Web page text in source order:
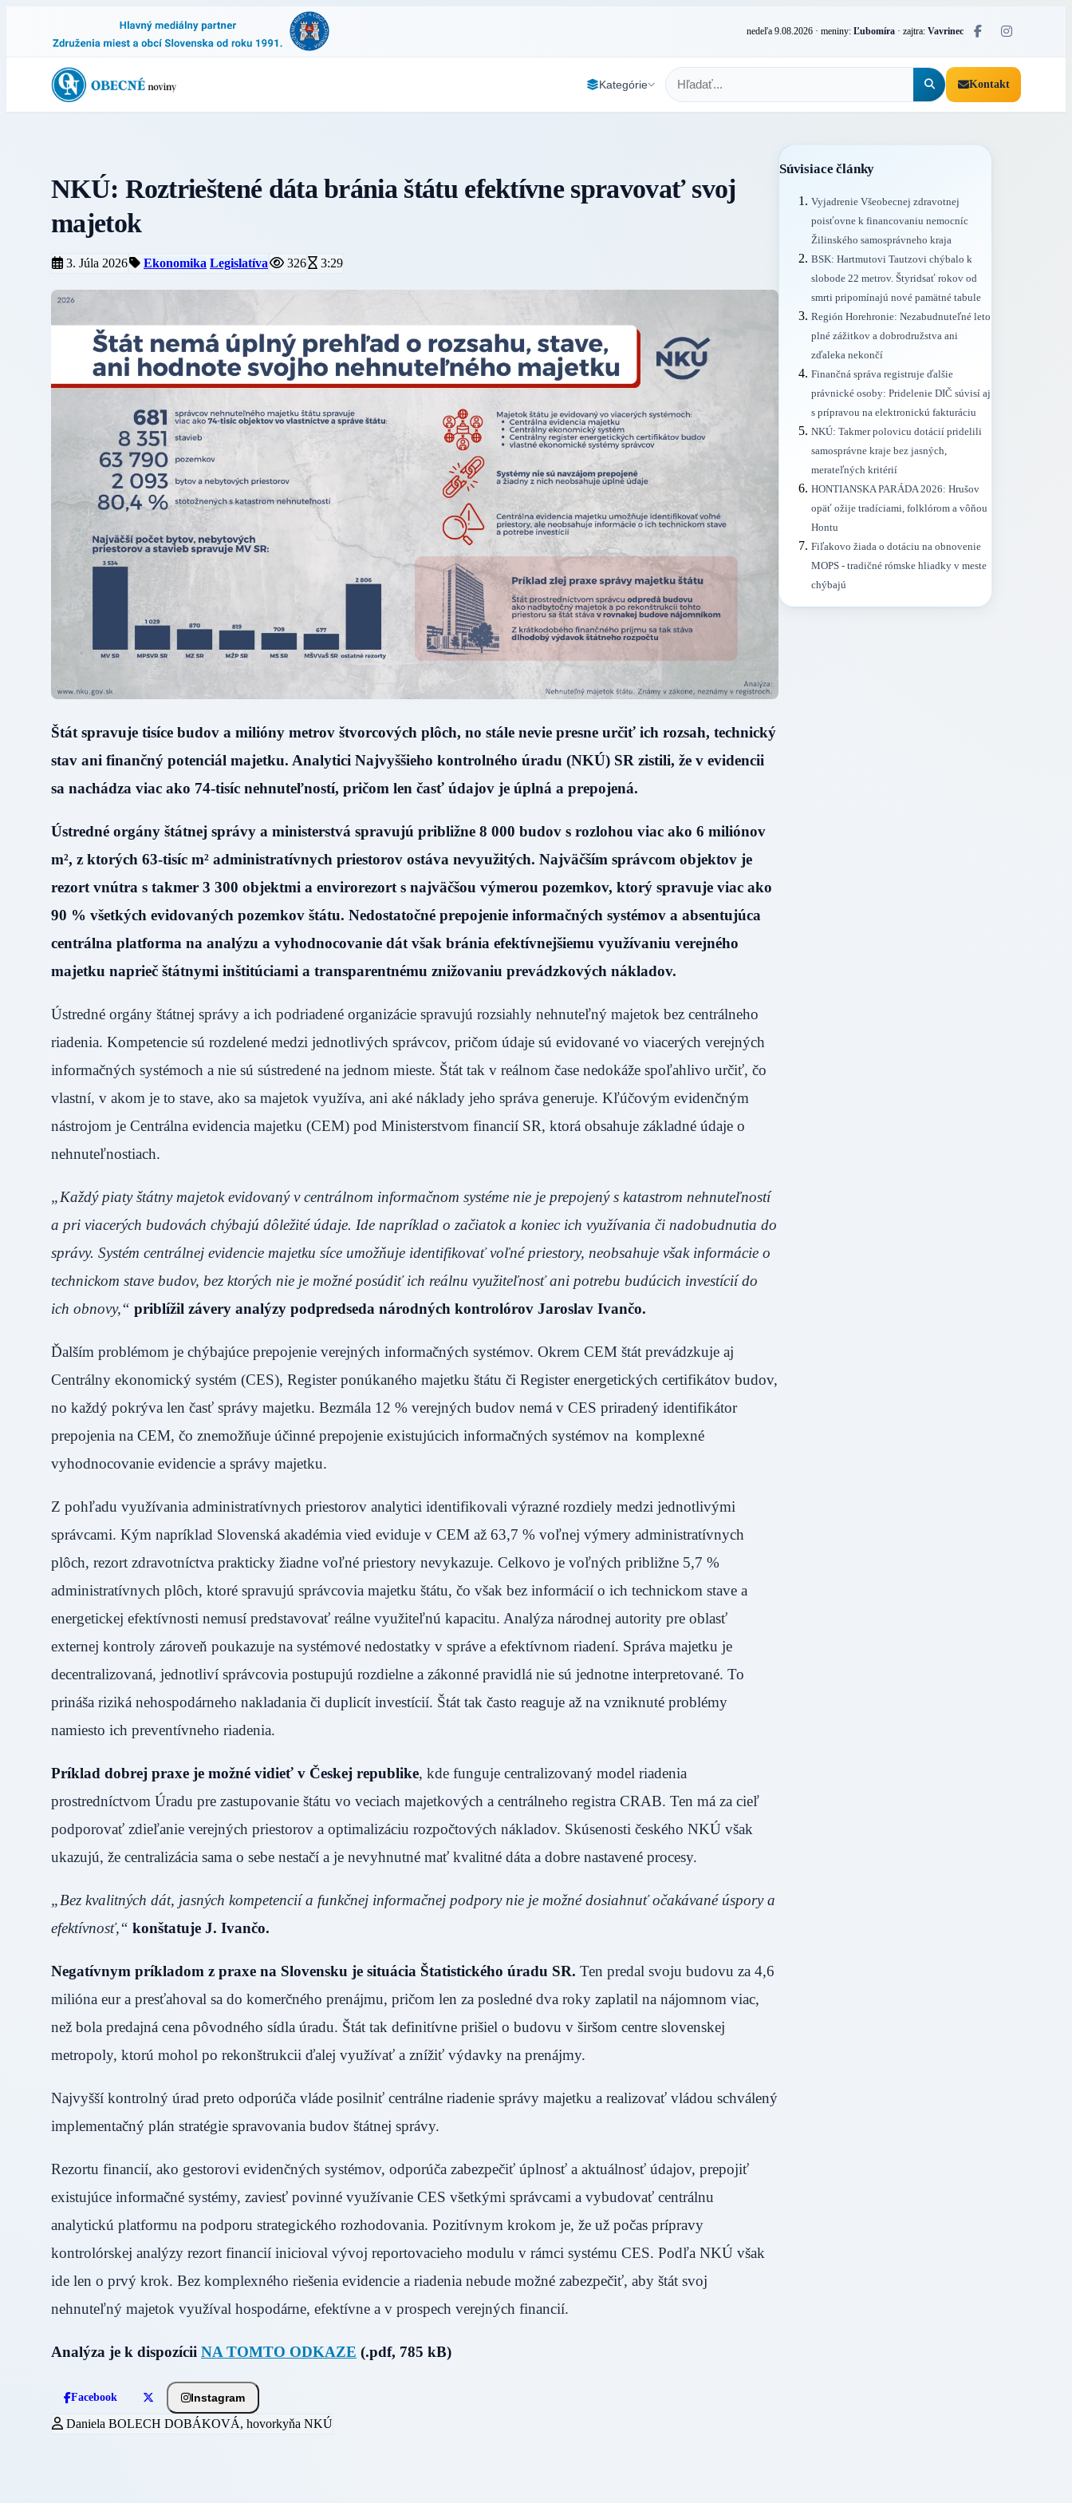
nedeľa 9.08.2026 · meniny: Ľubomíra · zajtra: Vavrinec
Kategórie Kontakt
NKÚ: Roztrieštené dáta bránia štátu efektívne spravovať svoj
majetok
3. Júla 2026 Ekonomika Legislatíva 326 3:29
Štát spravuje tisíce budov a milióny metrov štvorcových plôch, no stále nevie presne určiť ich rozsah, technický
stav ani finančný potenciál majetku. Analytici Najvyššieho kontrolného úradu (NKÚ) SR zistili, že v evidencii
sa nachádza viac ako 74-tisíc nehnuteľností, pričom len časť údajov je úplná a prepojená.
Ústredné orgány štátnej správy a ministerstvá spravujú približne 8 000 budov s rozlohou viac ako 6 miliónov
m², z ktorých 63-tisíc m² administratívnych priestorov ostáva nevyužitých. Najväčším správcom objektov je
rezort vnútra s takmer 3 300 objektmi a envirorezort s najväčšou výmerou pozemkov, ktorý spravuje viac ako
90 % všetkých evidovaných pozemkov štátu. Nedostatočné prepojenie informačných systémov a absentujúca
centrálna platforma na analýzu a vyhodnocovanie dát však bránia efektívnejšiemu využívaniu verejného
majetku naprieč štátnymi inštitúciami a transparentnému znižovaniu prevádzkových nákladov.
Ústredné orgány štátnej správy a ich podriadené organizácie spravujú rozsiahly nehnuteľný majetok bez centrálneho
riadenia. Kompetencie sú rozdelené medzi jednotlivých správcov, pričom údaje sú evidované vo viacerých verejných
informačných systémoch a nie sú sústredené na jednom mieste. Štát tak v reálnom čase nedokáže spoľahlivo určiť, čo
vlastní, v akom je to stave, ako sa majetok využíva, ani aké náklady jeho správa generuje. Kľúčovým evidenčným
nástrojom je Centrálna evidencia majetku (CEM) pod Ministerstvom financií SR, ktorá obsahuje základné údaje o
nehnuteľnostiach.
„Každý piaty štátny majetok evidovaný v centrálnom informačnom systéme nie je prepojený s katastrom nehnuteľností
a pri viacerých budovách chýbajú dôležité údaje. Ide napríklad o začiatok a koniec ich využívania či nadobudnutia do
správy. Systém centrálnej evidencie majetku síce umožňuje identifikovať voľné priestory, neobsahuje však informácie o
technickom stave budov, bez ktorých nie je možné posúdiť ich reálnu využiteľnosť ani potrebu budúcich investícií do
ich obnovy,“ priblížil závery analýzy podpredseda národných kontrolórov Jaroslav Ivančo.
Ďalším problémom je chýbajúce prepojenie verejných informačných systémov. Okrem CEM štát prevádzkuje aj
Centrálny ekonomický systém (CES), Register ponúkaného majetku štátu či Register energetických certifikátov budov,
no každý pokrýva len časť správy majetku. Bezmála 12 % verejných budov nemá v CES priradený identifikátor
prepojenia na CEM, čo znemožňuje účinné prepojenie existujúcich informačných systémov na komplexné
vyhodnocovanie evidencie a správy majetku.
Z pohľadu využívania administratívnych priestorov analytici identifikovali výrazné rozdiely medzi jednotlivými
správcami. Kým napríklad Slovenská akadémia vied eviduje v CEM až 63,7 % voľnej výmery administratívnych
plôch, rezort zdravotníctva prakticky žiadne voľné priestory nevykazuje. Celkovo je voľných približne 5,7 %
administratívnych plôch, ktoré spravujú správcovia majetku štátu, čo však bez informácií o ich technickom stave a
energetickej efektívnosti nemusí predstavovať reálne využiteľnú kapacitu. Analýza národnej autority pre oblasť
externej kontroly zároveň poukazuje na systémové nedostatky v správe a efektívnom riadení. Správa majetku je
decentralizovaná, jednotliví správcovia postupujú rozdielne a zákonné pravidlá nie sú jednotne interpretované. To
prináša riziká nehospodárneho nakladania či duplicít investícií. Štát tak často reaguje až na vzniknuté problémy
namiesto ich preventívneho riadenia.
Príklad dobrej praxe je možné vidieť v Českej republike, kde funguje centralizovaný model riadenia
prostredníctvom Úradu pre zastupovanie štátu vo veciach majetkových a centrálneho registra CRAB. Ten má za cieľ
podporovať zdieľanie verejných priestorov a optimalizáciu rozpočtových nákladov. Skúsenosti českého NKÚ však
ukazujú, že centralizácia sama o sebe nestačí a je nevyhnutné mať kvalitné dáta a dobre nastavené procesy.
„Bez kvalitných dát, jasných kompetencií a funkčnej informačnej podpory nie je možné dosiahnuť očakávané úspory a
efektívnosť,“ konštatuje J. Ivančo.
Negatívnym príkladom z praxe na Slovensku je situácia Štatistického úradu SR. Ten predal svoju budovu za 4,6
milióna eur a presťahoval sa do komerčného prenájmu, pričom len za posledné dva roky zaplatil na nájomnom viac,
než bola predajná cena pôvodného sídla úradu. Štát tak definitívne prišiel o budovu v širšom centre slovenskej
metropoly, ktorú mohol po rekonštrukcii ďalej využívať a znížiť výdavky na prenájmy.
Najvyšší kontrolný úrad preto odporúča vláde posilniť centrálne riadenie správy majetku a realizovať vládou schválený
implementačný plán stratégie spravovania budov štátnej správy.
Rezortu financií, ako gestorovi evidenčných systémov, odporúča zabezpečiť úplnosť a aktuálnosť údajov, prepojiť
existujúce informačné systémy, zaviesť povinné využívanie CES všetkými správcami a vybudovať centrálnu
analytickú platformu na podporu strategického rozhodovania. Pozitívnym krokom je, že už počas prípravy
kontrolórskej analýzy rezort financií inicioval vývoj reportovacieho modulu v rámci systému CES. Podľa NKÚ však
ide len o prvý krok. Bez komplexného riešenia evidencie a riadenia nebude možné zabezpečiť, aby štát svoj
nehnuteľný majetok využíval hospodárne, efektívne a v prospech verejných financií.
Analýza je k dispozícii NA TOMTO ODKAZE (.pdf, 785 kB)
Facebook Instagram
Daniela BOLECH DOBÁKOVÁ, hovorkyňa NKÚ
Súvisiace články
Vyjadrenie Všeobecnej zdravotnej
poisťovne k financovaniu nemocníc
Žilinského samosprávneho kraja
BSK: Hartmutovi Tautzovi chýbalo k
slobode 22 metrov. Štyridsať rokov od
smrti pripomínajú nové pamätné tabule
Región Horehronie: Nezabudnuteľné leto
plné zážitkov a dobrodružstva ani
zďaleka nekončí
Finančná správa registruje ďalšie
právnické osoby: Pridelenie DIČ súvisí aj
s prípravou na elektronickú fakturáciu
NKÚ: Takmer polovicu dotácií pridelili
samosprávne kraje bez jasných,
merateľných kritérií
HONTIANSKA PARÁDA 2026: Hrušov
opäť ožije tradíciami, folklórom a vôňou
Hontu
Fiľakovo žiada o dotáciu na obnovenie
MOPS - tradičné rómske hliadky v meste
chýbajú